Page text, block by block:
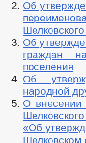
Об
Об
граждан
поселения
Об
народной
О внесении
«Об
Шелковском